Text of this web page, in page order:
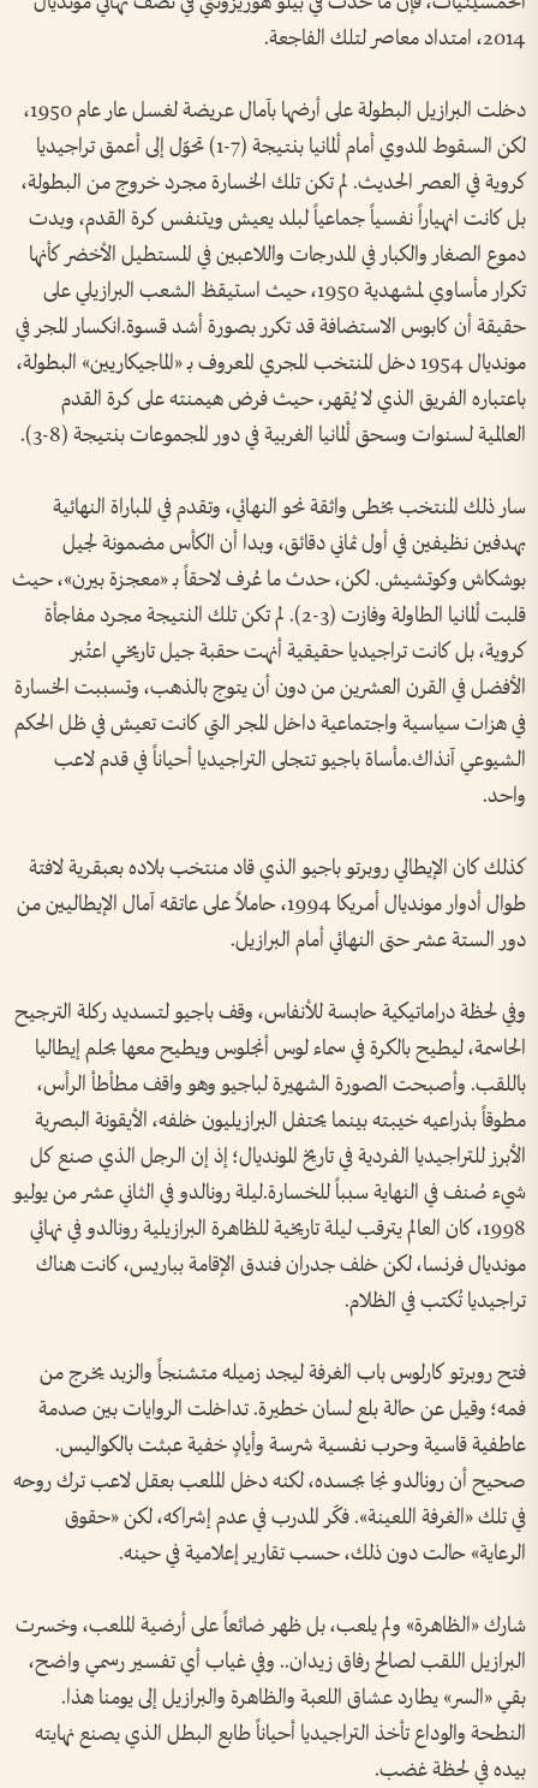
2014، امتداد معاصر لتلك الفاجعة.
دخلت البرازيل البطولة على أرضها بآمال عريضة لغسل عار عام 1950،
لكن السقوط المدوي أمام ألمانيا بنتيجة (7-1) تحوّل إلى أعمق تراجيديا
كروية في العصر الحديث. لم تكن تلك الخسارة مجرد خروج من البطولة،
بل كانت انهياراً نفسياً جماعياً لبلد يعيش ويتنفس كرة القدم، وبدت
دموع الصغار والكبار في المدرجات واللاعبين في المستطيل الأخضر كأنها
تكرار مأساوي لمشهدية 1950، حيث استيقظ الشعب البرازيلي على
حقيقة أن كابوس الاستضافة قد تكرر بصورة أشد قسوة.انكسار المجر في
مونديال 1954 دخل المنتخب المجري المعروف بـ «الماجيكاريين» البطولة،
باعتباره الفريق الذي لا يُقهر، حيث فرض هيمنته على كرة القدم
العالمية لسنوات وسحق ألمانيا الغربية في دور المجموعات بنتيجة (8-3).
سار ذلك المنتخب بخطى واثقة نحو النهائي، وتقدم في المباراة النهائية
بهدفين نظيفين في أول ثماني دقائق، وبدا أن الكأس مضمونة لجيل
بوشكاش وكوتشيش. لكن، حدث ما عُرف لاحقاً بـ «معجزة بيرن»، حيث
قلبت ألمانيا الطاولة وفازت (3-2). لم تكن تلك النتيجة مجرد مفاجأة
كروية، بل كانت تراجيديا حقيقية أنهت حقبة جيل تاريخي اعتُبر
الأفضل في القرن العشرين من دون أن يتوج بالذهب، وتسببت الخسارة
في هزات سياسية واجتماعية داخل المجر التي كانت تعيش في ظل الحكم
الشيوعي آنذاك.مأساة باجيو تتجلى التراجيديا أحياناً في قدم لاعب
واحد.
كذلك كان الإيطالي روبرتو باجيو الذي قاد منتخب بلاده بعبقرية لافتة
طوال أدوار مونديال أمريكا 1994، حاملاً على عاتقه آمال الإيطاليين من
دور الستة عشر حتى النهائي أمام البرازيل.
وفي لحظة دراماتيكية حابسة للأنفاس، وقف باجيو لتسديد ركلة الترجيح
الحاسمة، ليطيح بالكرة في سماء لوس أنجلوس ويطيح معها بحلم إيطاليا
باللقب. وأصبحت الصورة الشهيرة لباجيو وهو واقف مطأطأ الرأس،
مطوقاً بذراعيه خيبته بينما يحتفل البرازيليون خلفه، الأيقونة البصرية
الأبرز للتراجيديا الفردية في تاريخ المونديال؛ إذ إن الرجل الذي صنع كل
شيء صُنف في النهاية سبباً للخسارة.ليلة رونالدو في الثاني عشر من يوليو
1998، كان العالم يترقب ليلة تاريخية للظاهرة البرازيلية رونالدو في نهائي
مونديال فرنسا، لكن خلف جدران فندق الإقامة بباريس، كانت هناك
تراجيديا تُكتب في الظلام.
فتح روبرتو كارلوس باب الغرفة ليجد زميله متشنجاً والزبد يخرج من
فمه؛ وقيل عن حالة بلع لسان خطيرة. تداخلت الروايات بين صدمة
عاطفية قاسية وحرب نفسية شرسة وأيادٍ خفية عبثت بالكواليس.
صحيح أن رونالدو نجا بجسده، لكنه دخل الملعب بعقل لاعب ترك روحه
في تلك «الغرفة اللعينة». فكّر المدرب في عدم إشراكه، لكن «حقوق
الرعاية» حالت دون ذلك، حسب تقارير إعلامية في حينه.
شارك «الظاهرة» ولم يلعب، بل ظهر ضائعاً على أرضية الملعب، وخسرت
البرازيل اللقب لصالح رفاق زيدان.. وفي غياب أي تفسير رسمي واضح،
بقي «السر» يطارد عشاق اللعبة والظاهرة والبرازيل إلى يومنا هذا.
النطحة والوداع تأخذ التراجيديا أحياناً طابع البطل الذي يصنع نهايته
بيده في لحظة غضب.